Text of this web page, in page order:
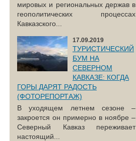
мировых и региональных держав в
геополитических процессах
Кавказского...
17.09.2019
ТУРИСТИЧЕСКИЙ
БУМ НА
СЕВЕРНОМ
КАВКАЗЕ: КОГДА
ГОРЫ ДАРЯТ РАДОСТЬ
(ФОТОРЕПОРТАЖ)
В уходящем летнем сезоне –
закроется он примерно в ноябре –
Северный Кавказ переживает
настоящий...